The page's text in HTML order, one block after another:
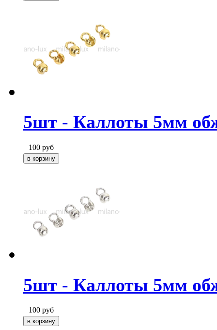
5шт - Каллоты 5мм
100 руб
5шт - Каллоты 5мм
100 руб